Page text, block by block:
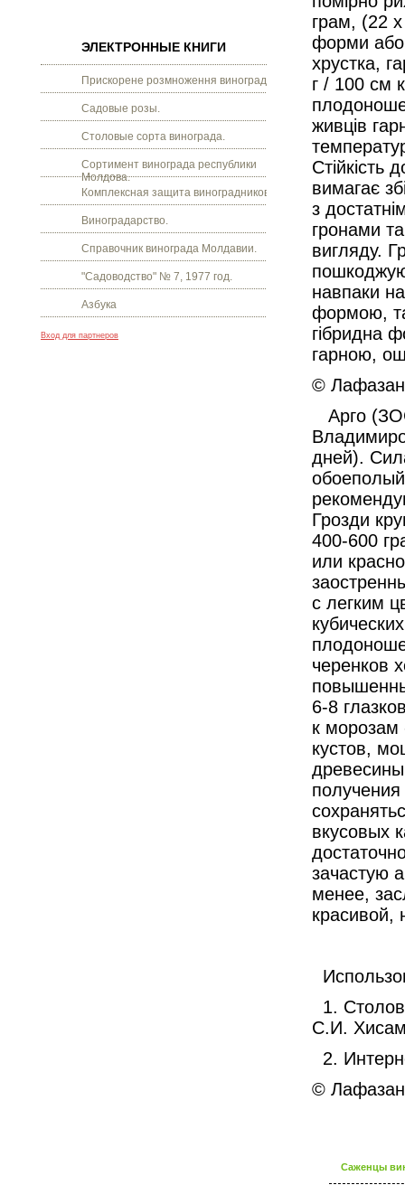
ЭЛЕКТРОННЫЕ КНИГИ
Прискорене розмноження винограду.
Садовые розы.
Столовые сорта винограда.
Сортимент винограда республики
Молдова.
Комплексная защита виноградников.
Виноградарство.
Справочник винограда Молдавии.
"Садоводство" № 7, 1977 год.
Азбука
Вход для партнеров
грам, (22
форми або
хрустка,
г / 100 см
живців
Стійкість
вимагає
з
гронами
вигляду.
навпаки
формою, та
гібридна
гарною,
©
Арго
дней).
Грозди
400-600
или
с легким
черенков
6-8
к морозам
кустов,
вкусовых
зачастую
менее,
красивой,
1.
С.И.
2.
©
Саженцы